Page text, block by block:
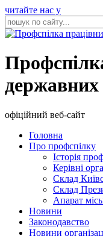
читайте нас у
офіційний веб-сайт
Головна
Про профспілку
Історія
Керівні
Склад
Склад
Апарат
Новини
Законодавство
Новини